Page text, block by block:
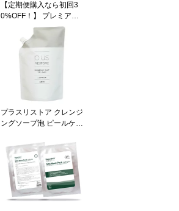
【定期便購入なら初回3
0%OFF！】 プレミアム
トーンアップDR （敏感
肌用 トーンアップ石鹸
ハイドロキノン・ティー
トゥリー配合) 【ネコポ
ス対応商品・ポイント10
プラスリストア クレンジ
ングソープ泡 ピールケア
き！ 【洗顔・泡タイプ】